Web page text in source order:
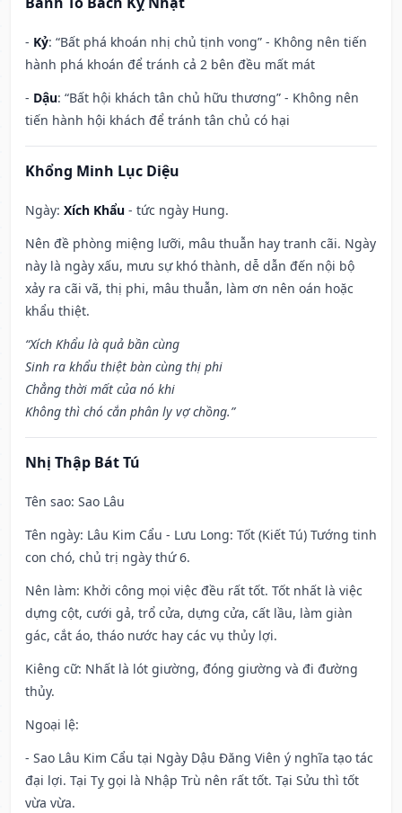
- Kỷ: “Bất phá khoán nhị chủ tịnh vong” - Không nên tiến
hành phá khoán để tránh cả 2 bên đều mất mát
- Dậu: “Bất hội khách tân chủ hữu thương” - Không nên
tiến hành hội khách để tránh tân chủ có hại
Khổng Minh Lục Diệu
Ngày: Xích Khẩu - tức ngày Hung.
Nên đề phòng miệng lưỡi, mâu thuẫn hay tranh cãi. Ngày
này là ngày xấu, mưu sự khó thành, dễ dẫn đến nội bộ
xảy ra cãi vã, thị phi, mâu thuẫn, làm ơn nên oán hoặc
khẩu thiệt.
“Xích Khẩu là quả bần cùng
Sinh ra khẩu thiệt bàn cùng thị phi
Chẳng thời mất của nó khi
Không thì chó cắn phân ly vợ chồng.”
Nhị Thập Bát Tú
Tên sao: Sao Lâu
Tên ngày: Lâu Kim Cẩu - Lưu Long: Tốt (Kiết Tú) Tướng tinh
con chó, chủ trị ngày thứ 6.
Nên làm: Khởi công mọi việc đều rất tốt. Tốt nhất là việc
dựng cột, cưới gả, trổ cửa, dựng cửa, cất lầu, làm giàn
gác, cắt áo, tháo nước hay các vụ thủy lợi.
Kiêng cữ: Nhất là lót giường, đóng giường và đi đường
thủy.
Ngoại lệ:
- Sao Lâu Kim Cẩu tại Ngày Dậu Đăng Viên ý nghĩa tạo tác
đại lợi. Tại Tỵ gọi là Nhập Trù nên rất tốt. Tại Sửu thì tốt
vừa vừa.